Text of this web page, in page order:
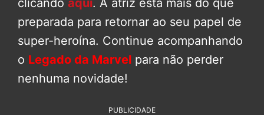
clicando aqui. A atriz está mais do que
preparada para retornar ao seu papel de
super-heroína. Continue acompanhando
o Legado da Marvel para não perder
nenhuma novidade!
PUBLICIDADE